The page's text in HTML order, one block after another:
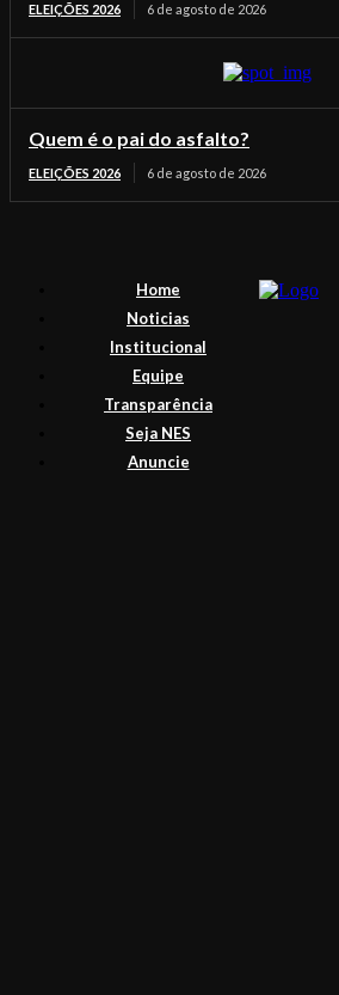
ELEIÇÕES 2026 6 de agosto de 2026
Quem é o pai do asfalto?
ELEIÇÕES 2026 6 de agosto de 2026
Home
Noticias
Institucional
Equipe
Transparência
Seja NES
Anuncie